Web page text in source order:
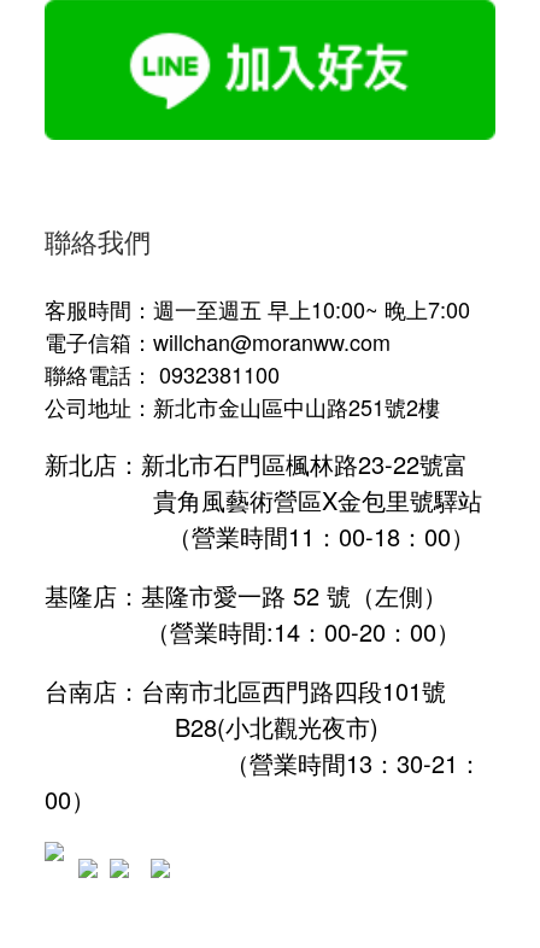
聯絡我們
客服時間：週一至週五 早上10:00~ 晚上7:00
電子信箱：willchan@moranww.com
聯絡電話： 0932381100
公司地址：新北市金山區中山路251號2樓
新北店：新北市石門區楓林路23-22號富
貴角風藝術營區X金包里號驛站
（營業時間11：00-18：00）
基隆店：基隆市愛一路 52 號（左側）
（營業時間:14：00-20：00）
台南店：台南市北區西門路四段101號
B28(小北觀光夜市)
（營業時間13：30-21：
00）